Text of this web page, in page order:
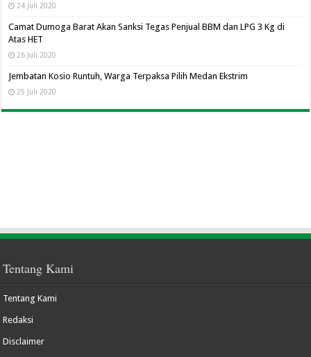
24 Juli 2020
Camat Dumoga Barat Akan Sanksi Tegas Penjual BBM dan LPG 3 Kg di
Atas HET
26 Juli 2020
Jembatan Kosio Runtuh, Warga Terpaksa Pilih Medan Ekstrim
25 Juli 2020
Tentang Kami
Tentang Kami
Redaksi
Disclaimer